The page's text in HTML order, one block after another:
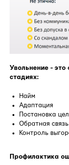
Увольнение -
стадиях:
Найм
Адаптация
Постановка
Обратная связь
Контроль
Профилактика